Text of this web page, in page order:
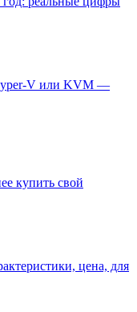
V или KVM —
купить свой
цена, для